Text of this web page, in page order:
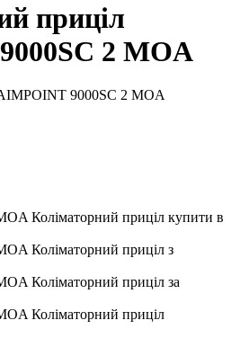
приціл
2 MOA